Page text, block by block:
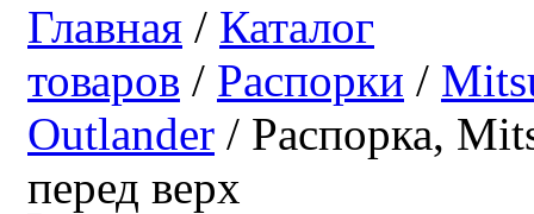
Главная / Каталог
товаров / Распорки /
Outlander / Распорка,
перед верх